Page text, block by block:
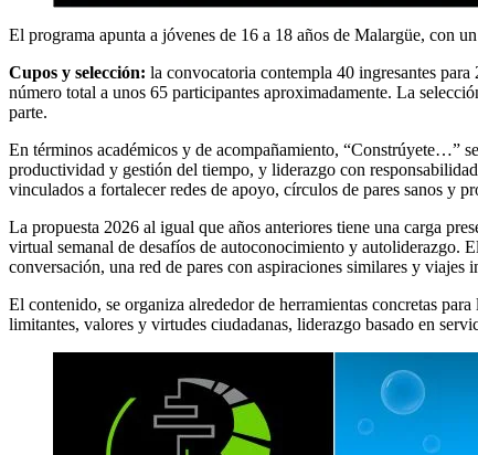
El programa apunta a jóvenes de 16 a 18 años de Malargüe, con
Cupos y selección: la convocatoria contempla 40 ingresantes
número total a unos 65 participantes aproximadamente. La
parte.
En términos académicos y de acompañamiento, “Constrúyete…”
productividad y gestión del tiempo, y liderazgo con
vinculados a fortalecer redes de apoyo, círculos de pares sanos y
La propuesta 2026 al igual que años anteriores tiene una carga
virtual semanal de desafíos de autoconocimiento y autoliderazgo.
conversación, una red de pares con aspiraciones similares y viajes
El contenido, se organiza alrededor de herramientas concretas
limitantes, valores y virtudes ciudadanas, liderazgo basado en